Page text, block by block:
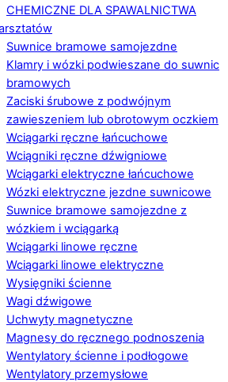
CHEMICZNE DLA SPAWALNICTWA
Suwnice bramowe samojezdne
Klamry i wózki podwieszane do suwnic
bramowych
Zaciski śrubowe z podwójnym
zawieszeniem lub obrotowym oczkiem
Wciągarki ręczne łańcuchowe
Wciągniki ręczne dźwigniowe
Wciągarki elektryczne łańcuchowe
Wózki elektryczne jezdne suwnicowe
Suwnice bramowe samojezdne z
wózkiem i wciągarką
Wciągarki linowe ręczne
Wciągarki linowe elektryczne
Wysięgniki ścienne
Wagi dźwigowe
Uchwyty magnetyczne
Magnesy do ręcznego podnoszenia
Wentylatory ścienne i podłogowe
Wentylatory przemysłowe